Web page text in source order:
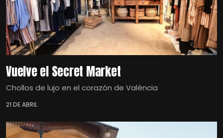
Vuelve el Secret Market
Chollos de lujo en el corazón de València
21 DE ABRIL